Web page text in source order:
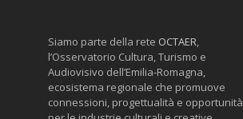
Siamo parte della rete OCTAER,
l’Osservatorio Cultura, Turismo e
Audiovisivo dell’Emilia-Romagna,
ecosistema regionale che promuove
connessioni, progettualità e opportunità